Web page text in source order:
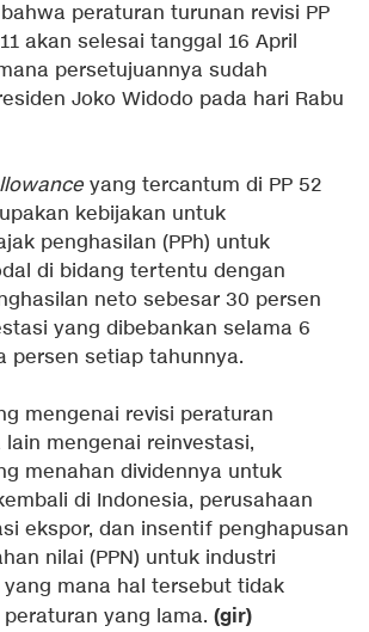
peraturan turunan revisi PP
akan selesai tanggal 16 April
persetujuannya sudah
Joko Widodo pada hari Rabu
yang tercantum di PP 52
kebijakan untuk
penghasilan (PPh) untuk
di bidang tertentu dengan
neto sebesar 30 persen
yang dibebankan selama 6
persen setiap tahunnya.
mengenai revisi peraturan
mengenai reinvestasi,
menahan dividennya untuk
di Indonesia, perusahaan
ekspor, dan insentif penghapusan
nilai (PPN) untuk industri
mana hal tersebut tidak
yang lama. (gir)